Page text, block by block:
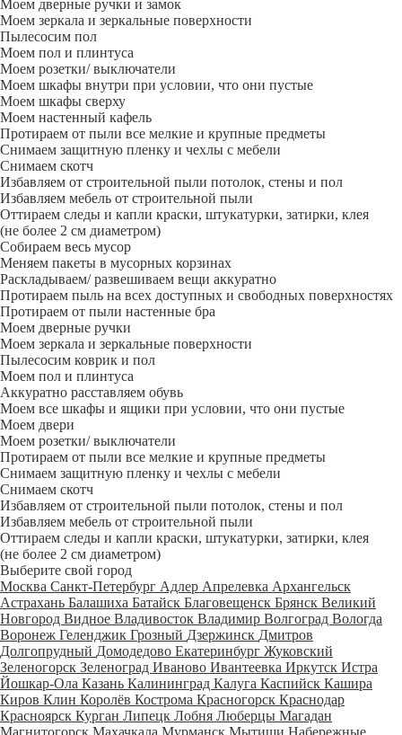
Моем дверные ручки и замок
Моем зеркала и зеркальные поверхности
Пылесосим пол
Моем пол и плинтуса
Моем розетки/ выключатели
Моем шкафы внутри при условии, что они пустые
Моем шкафы сверху
Моем настенный кафель
Протираем от пыли все мелкие и крупные предметы
Снимаем защитную пленку и чехлы с мебели
Снимаем скотч
Избавляем от строительной пыли потолок, стены и пол
Избавляем мебель от строительной пыли
Оттираем следы и капли краски, штукатурки, затирки, клея
(не более 2 см диаметром)
Собираем весь мусор
Меняем пакеты в мусорных корзинах
Раскладываем/ развешиваем вещи аккуратно
Протираем пыль на всех доступных и свободных поверхностях
Протираем от пыли настенные бра
Моем дверные ручки
Моем зеркала и зеркальные поверхности
Пылесосим коврик и пол
Моем пол и плинтуса
Аккуратно расставляем обувь
Моем все шкафы и ящики при условии, что они пустые
Моем двери
Моем розетки/ выключатели
Протираем от пыли все мелкие и крупные предметы
Снимаем защитную пленку и чехлы с мебели
Снимаем скотч
Избавляем от строительной пыли потолок, стены и пол
Избавляем мебель от строительной пыли
Оттираем следы и капли краски, штукатурки, затирки, клея
(не более 2 см диаметром)
Выберите свой город
Москва Санкт-Петербург Адлер Апрелевка Архангельск
Астрахань Балашиха Батайск Благовещенск Брянск Великий
Новгород Видное Владивосток Владимир Волгоград Вологда
Воронеж Геленджик Грозный Дзержинск Дмитров
Долгопрудный Домодедово Екатеринбург Жуковский
Зеленогорск Зеленоград Иваново Ивантеевка Иркутск Истра
Йошкар-Ола Казань Калининград Калуга Каспийск Кашира
Киров Клин Королёв Кострома Красногорск Краснодар
Красноярск Курган Липецк Лобня Люберцы Магадан
Магнитогорск Махачкала Мурманск Мытищи Набережные